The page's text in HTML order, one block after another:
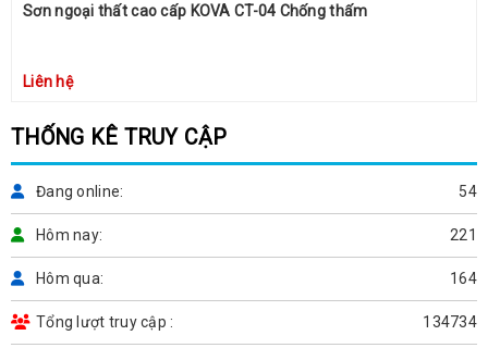
Sơn ngoại thất cao cấp KOVA CT-04 Chống thấm
Liên hệ
THỐNG KÊ TRUY CẬP
Đang online 54
Hôm nay 221
Hôm qua 164
Tổng lượt truy cập 134734